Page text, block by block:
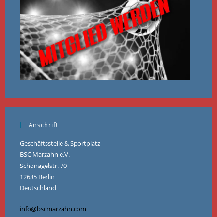
Anschrift
Geschäftsstelle & Sportplatz
BSC Marzahn e.V.
Schönagelstr. 70
12685 Berlin
Deutschland
info@bscmarzahn.com